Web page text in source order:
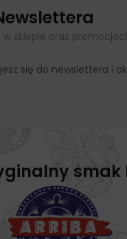
sklepie oraz
się do newslettera i
smak